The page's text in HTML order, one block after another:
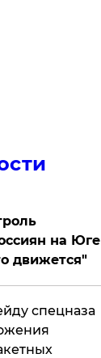
на Юге
движется"
спецназа